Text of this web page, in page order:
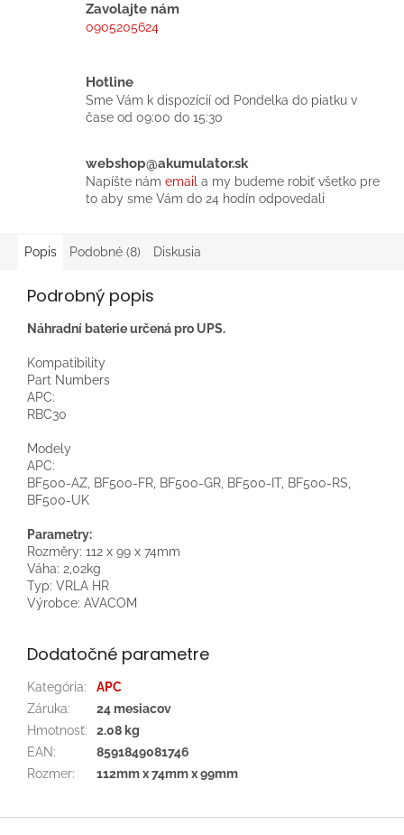
Zavolajte nám
0905205624
Hotline
Sme Vám k dispozícií od Pondelka do piatku v
čase od 09:00 do 15:30
webshop@akumulator.sk
Napíšte nám email a my budeme robiť všetko pre
to aby sme Vám do 24 hodín odpovedali
Popis Podobné (8) Diskusia
Podrobný popis
Náhradní baterie určená pro UPS.
Kompatibility
Part Numbers
APC:
RBC30
Modely
APC:
BF500-AZ, BF500-FR, BF500-GR, BF500-IT, BF500-RS,
BF500-UK
Parametry:
Rozměry: 112 x 99 x 74mm
Váha: 2,02kg
Typ: VRLA HR
Výrobce: AVACOM
Dodatočné parametre
Kategória:
APC
Záruka:
24 mesiacov
Hmotnosť:
2.08 kg
EAN:
8591849081746
Rozmer: 112mm x 74mm x 99mm
Z